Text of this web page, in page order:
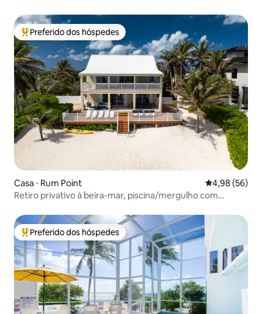
Entre os melhores preferidos dos hóspedes
Preferido dos hóspedes
Casa ⋅ Rum Point 4,98 de uma
4,98 (56)
Retiro privativo à beira-mar, piscina/mergulho com
Entre os melhores preferidos dos hóspedes
Preferido dos hóspedes